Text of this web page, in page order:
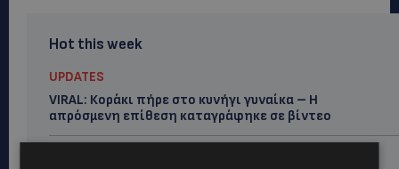
Hot this week
UPDATES
VIRAL: Κοράκι πήρε στο κυνήγι γυναίκα – Η
απρόσμενη επίθεση καταγράφηκε σε βίντεο